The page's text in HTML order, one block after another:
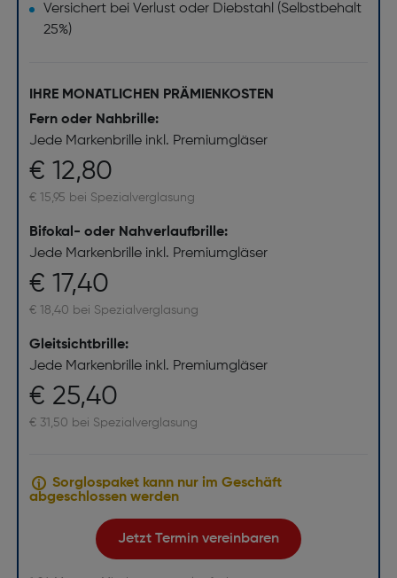
Versichert bei Verlust oder Diebstahl (Selbstbehalt
25%)
IHRE MONATLICHEN PRÄMIENKOSTEN
Fern oder Nahbrille:
Jede Markenbrille inkl. Premiumgläser
€ 12,80
€ 15,95 bei Spezialverglasung
Bifokal- oder Nahverlaufbrille:
Jede Markenbrille inkl. Premiumgläser
€ 17,40
€ 18,40 bei Spezialverglasung
Gleitsichtbrille:
Jede Markenbrille inkl. Premiumgläser
€ 25,40
€ 31,50 bei Spezialverglasung
Sorglospaket kann nur im Geschäft
abgeschlossen werden
Jetzt Termin vereinbaren